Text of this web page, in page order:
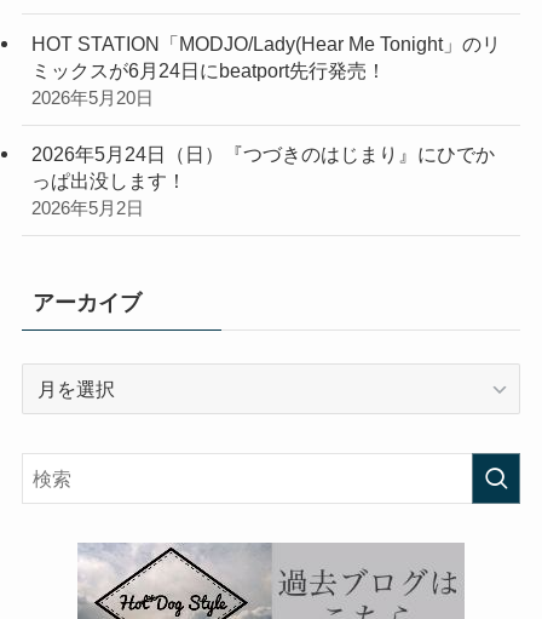
HOT STATION「MODJO/Lady(Hear Me Tonight」のリ
ミックスが6月24日にbeatport先行発売！
2026年5月20日
2026年5月24日（日）『つづきのはじまり』にひでか
っぱ出没します！
2026年5月2日
アーカイブ
イ
ブ